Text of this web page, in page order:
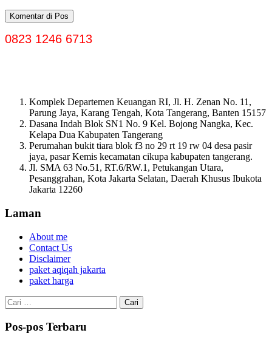
0823 1246 6713
Komplek Departemen Keuangan RI, Jl. H. Zenan No. 11,
Parung Jaya, Karang Tengah, Kota Tangerang, Banten 15157
Dasana Indah Blok SN1 No. 9 Kel. Bojong Nangka, Kec.
Kelapa Dua Kabupaten Tangerang
Perumahan bukit tiara blok f3 no 29 rt 19 rw 04 desa pasir
jaya, pasar Kemis kecamatan cikupa kabupaten tangerang.
Jl. SMA 63 No.51, RT.6/RW.1, Petukangan Utara,
Pesanggrahan, Kota Jakarta Selatan, Daerah Khusus Ibukota
Jakarta 12260
Laman
About me
Contact Us
Disclaimer
paket aqiqah jakarta
paket harga
Cari
untuk:
Pos-pos Terbaru